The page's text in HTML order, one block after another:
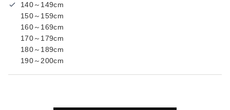
140～149cm
150～159cm
160～169cm
170～179cm
180～189cm
190～200cm